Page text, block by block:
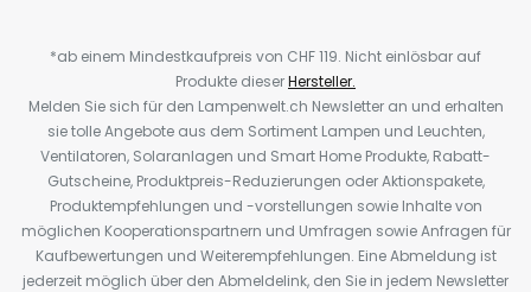
*ab einem Mindestkaufpreis von CHF 119. Nicht einlösbar auf
Produkte dieserHersteller.
Melden Sie sich für den Lampenwelt.ch Newsletter an und erhalten
sie tolle Angebote aus dem Sortiment Lampen und Leuchten,
Ventilatoren, Solaranlagen und Smart Home Produkte, Rabatt-
Gutscheine, Produktpreis-Reduzierungen oder Aktionspakete,
Produktempfehlungen und -vorstellungen sowie Inhalte von
möglichen Kooperationspartnern und Umfragen sowie Anfragen für
Kaufbewertungen und Weiterempfehlungen. Eine Abmeldung ist
jederzeit möglich über den Abmeldelink, den Sie in jedem Newsletter